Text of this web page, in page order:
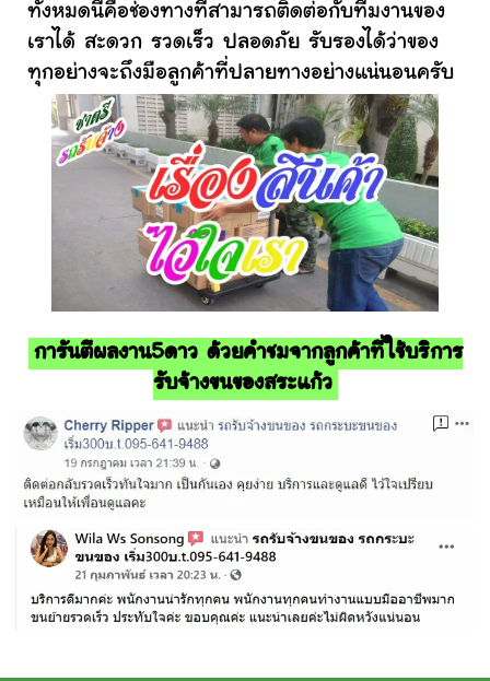
ทั้งหมดนี้คือช่องทางที่สามารถติดต่อกับทีมงานของ
เราได้ สะดวก รวดเร็ว ปลอดภัย รับรองได้ว่าของ
ทุกอย่างจะถึงมือลูกค้าที่ปลายทางอย่างแน่นอนครับ
การันตีผลงาน5ดาว ด้วยคำชมจากลูกค้าที่ใช้บริการ
รับจ้างขนของสระแก้ว